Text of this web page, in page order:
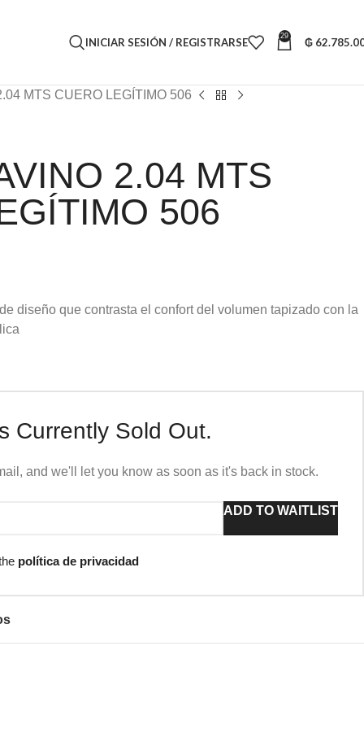
INICIAR SESIÓN / REGISTRARSE 29 ₲
MTS CUERO LEGÍTIMO 506
2.04 MTS
506
diseño que contrasta el confort del volumen tapizado con la
Currently Sold Out.
and we'll let you know as soon as it's back in stock.
ADD TO WAITLIST
política de privacidad